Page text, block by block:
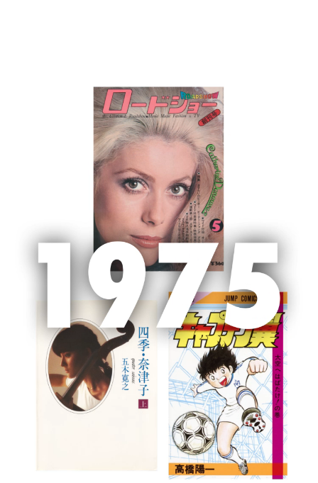
新聞広告
2024/10/4 京都新聞
書籍詳細
ほんまに「おいしい」って何やろ?